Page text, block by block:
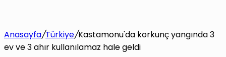
Anasayfa/Türkiye/Kastamonu'da korkunç yangında 3
ev ve 3 ahır kullanılamaz hale geldi